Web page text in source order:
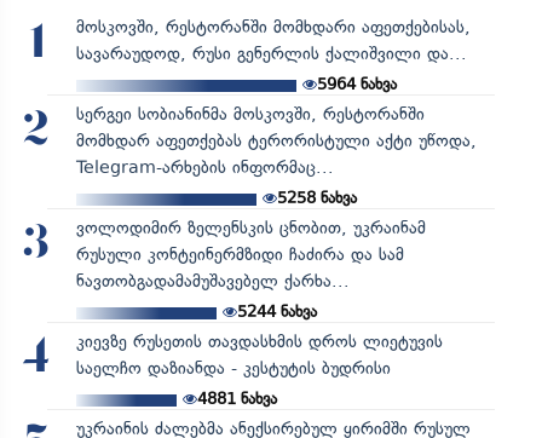
1
მოსკოვში, რესტორანში მომხდარი აფეთქებისას,
სავარაუდოდ, რუსი გენერლის ქალიშვილი და...
5964ნახვა
2
სერგეი სობიანინმა მოსკოვში, რესტორანში
მომხდარ აფეთქებას ტერორისტული აქტი უწოდა,
Telegram-არხების ინფორმაც...
5258ნახვა
3
ვოლოდიმირ ზელენსკის ცნობით, უკრაინამ
რუსული კონტეინერმზიდი ჩაძირა და სამ
ნავთობგადამამუშავებელ ქარხა...
5244ნახვა
4
კიევზე რუსეთის თავდასხმის დროს ლიეტუვის
საელჩო დაზიანდა - კესტუტის ბუდრისი
4881ნახვა
უკრაინის ძალებმა ანექსირებულ ყირიმში რუსულ